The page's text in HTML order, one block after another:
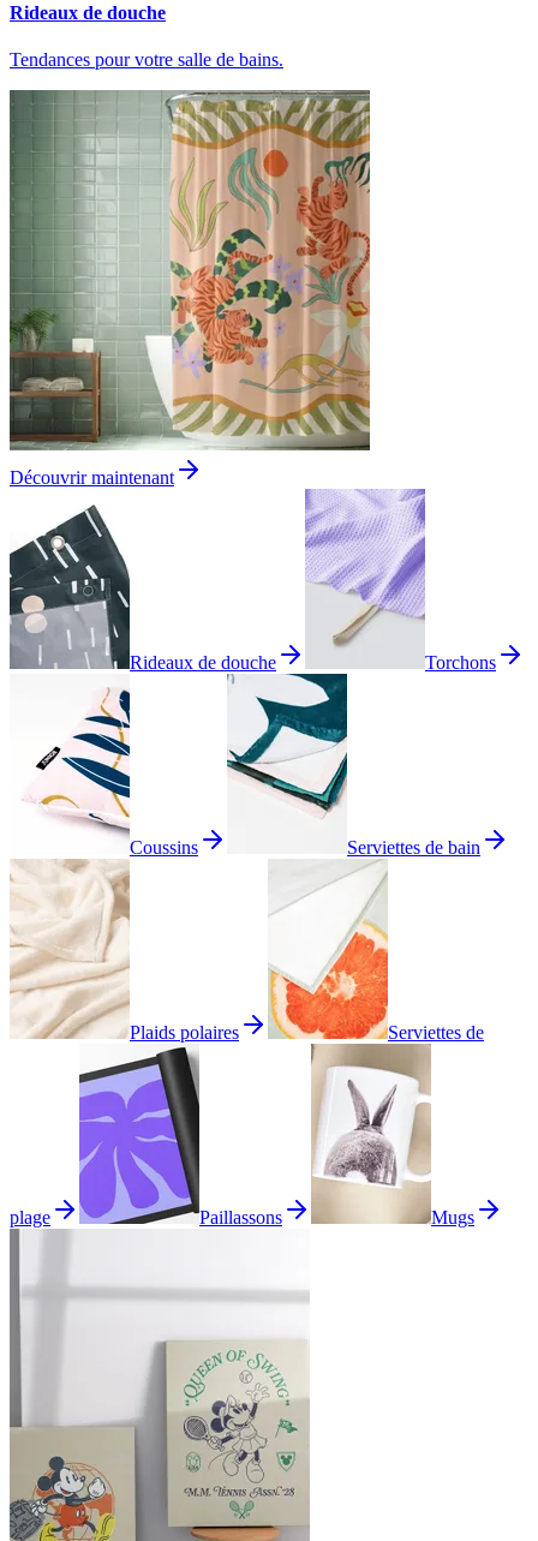
Rideaux de douche
Tendances pour votre salle de bains.
Découvrir maintenant
Rideaux de douche Torchons
Coussins Serviettes de bain
Plaids polaires Serviettes de
plage Paillassons Mugs